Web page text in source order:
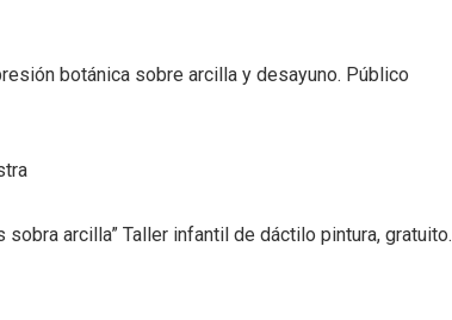
botánica sobre arcilla y desayuno. Público
arcilla” Taller infantil de dáctilo pintura, gratuito.